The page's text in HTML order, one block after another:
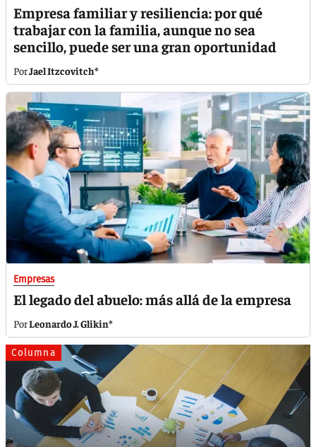
Empresa familiar y resiliencia: por qué
trabajar con la familia, aunque no sea
sencillo, puede ser una gran oportunidad
Jael Itzcovitch*
Empresas
El legado del abuelo: más allá de la empresa
Leonardo J. Glikin*
Columna